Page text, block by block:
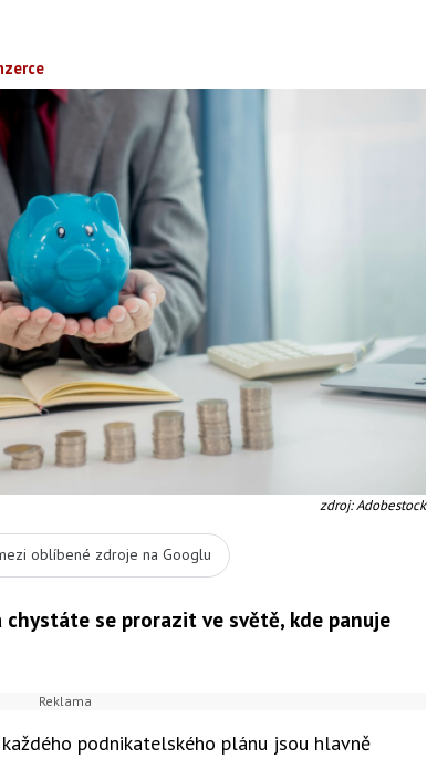
zdroj: Adobestock
oblíbené zdroje na Googlu
se prorazit ve světě, kde panuje
podnikatelského plánu jsou hlavně